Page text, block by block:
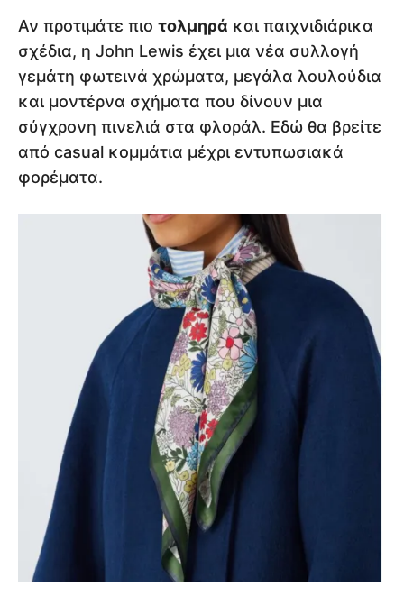
Αν προτιμάτε πιο τολμηρά και παιχνιδιάρικα
σχέδια, η John Lewis έχει μια νέα συλλογή
γεμάτη φωτεινά χρώματα, μεγάλα λουλούδια
και μοντέρνα σχήματα που δίνουν μια
σύγχρονη πινελιά στα φλοράλ. Εδώ θα βρείτε
από casual κομμάτια μέχρι εντυπωσιακά
φορέματα.